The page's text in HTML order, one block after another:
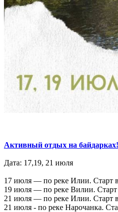
Активный отдых на байдарках!
Дата: 17,19, 21 июля
17 июля — по реке Илии. Старт
19 июля — по реке Вилии. Старт
21 июля — по реке Илии. Старт
21 июля - по реке Нарочанка.